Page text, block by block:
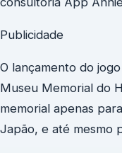
Publicidade
O lançamento do
Museu Memorial do
memorial apenas
Japão, e até mesmo